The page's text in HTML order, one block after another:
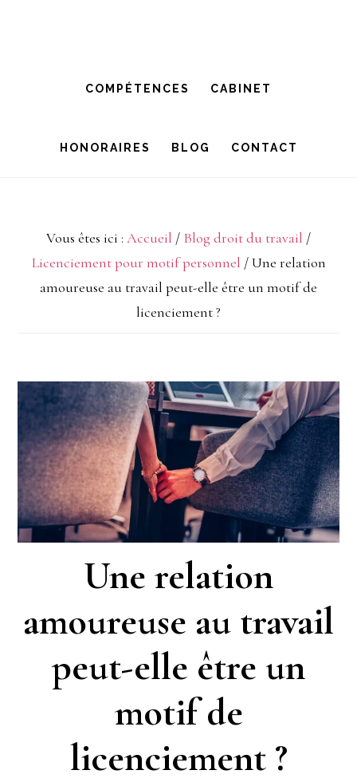
principale
COMPÉTENCES CABINET
HONORAIRES BLOG CONTACT
Vous êtes ici : Accueil / Blog droit du travail /
Licenciement pour motif personnel /Une relation
amoureuse au travail peut-elle être un motif de
licenciement ?
Une relation
amoureuse au travail
peut-elle être un
motif de
licenciement ?